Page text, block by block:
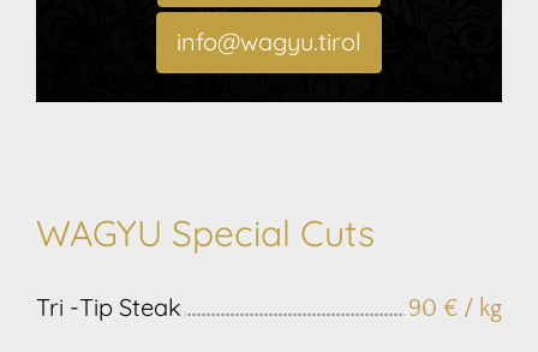
info@wagyu.tirol
WAGYU Special Cuts
Tri -Tip Steak 90 € / kg